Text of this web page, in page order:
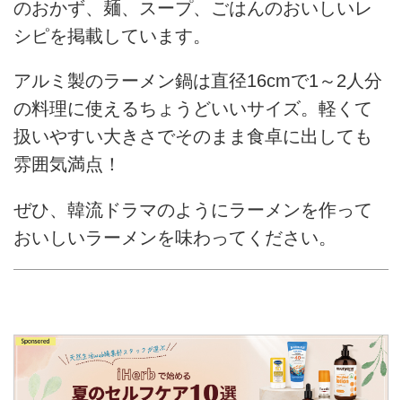
のおかず、麺、スープ、ごはんのおいしいレ
シピを掲載しています。
アルミ製のラーメン鍋は直径16cmで1～2人分
の料理に使えるちょうどいいサイズ。軽くて
扱いやすい大きさでそのまま食卓に出しても
雰囲気満点！
ぜひ、韓流ドラマのようにラーメンを作って
おいしいラーメンを味わってください。